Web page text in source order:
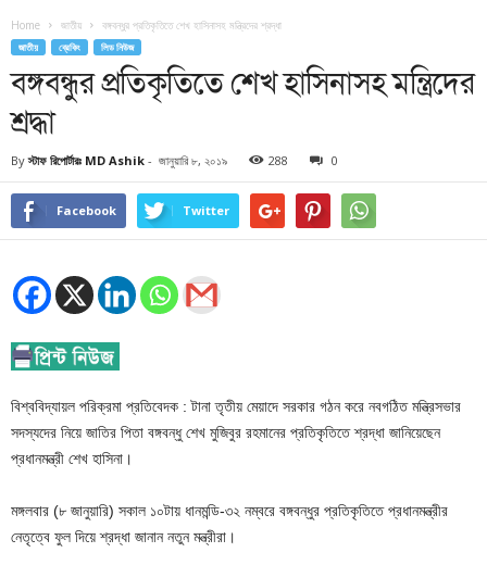
Home জাতীয় বঙ্গবন্ধুর প্রতিকৃতিতে শেখ হাসিনাসহ মন্ত্রিদের শ্রদ্ধা
জাতীয় ব্রেকিং লিড নিউজ
বঙ্গবন্ধুর প্রতিকৃতিতে শেখ হাসিনাসহ মন্ত্রিদের
শ্রদ্ধা
By স্টাফ রিপোর্টারঃ MD Ashik - জানুয়ারি ৮, ২০১৯ 288 0
Facebook Twitter
বিশ্ববিদ্যায়ল পরিক্রমা প্রতিবেদক : টানা তৃতীয় মেয়াদে সরকার গঠন করে নবগঠিত মন্ত্রিসভার
সদস্যদের নিয়ে জাতির পিতা বঙ্গবন্ধু শেখ মুজিবুর রহমানের প্রতিকৃতিতে শ্রদ্ধা জানিয়েছেন
প্রধানমন্ত্রী শেখ হাসিনা।
মঙ্গলবার (৮ জানুয়ারি) সকাল ১০টায় ধানমন্ডি-৩২ নম্বরে বঙ্গবন্ধুর প্রতিকৃতিতে প্রধানমন্ত্রীর
নেতৃত্বে ফুল দিয়ে শ্রদ্ধা জানান নতুন মন্ত্রীরা।